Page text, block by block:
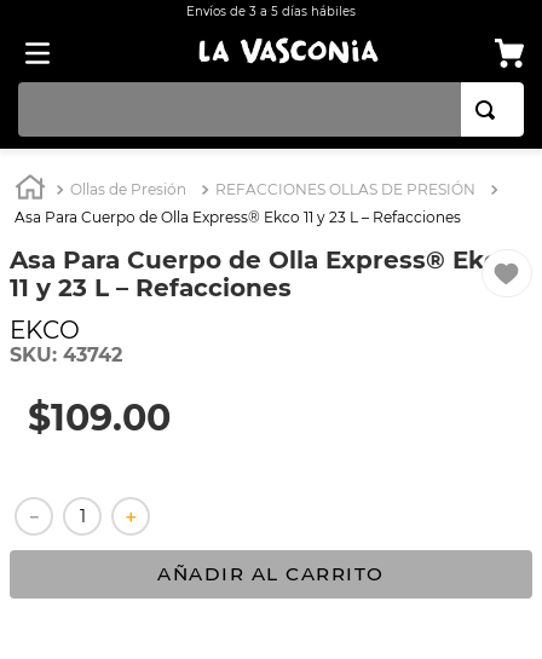
Envíos de 3 a 5 días hábiles
Ollas de Presión
REFACCIONES OLLAS DE PRESIÓN
Asa Para Cuerpo de Olla Express® Ekco 11 y 23 L – Refacciones
Asa Para Cuerpo de Olla Express® Ekco
11 y 23 L – Refacciones
EKCO
SKU: 43742
$109.00
＋
－
AÑADIR AL CARRITO
1. BATERÍA COCINA EKCO ALUMINIO ANTIADHERENTE 32 PIEZAS
3 . OLLA
4. ARROCERA
5. INDUCCIÓN
6. SARTEN
8. BATERÍA
9. ACERO INOXIDABLE